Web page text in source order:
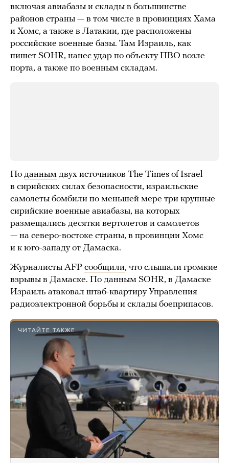
включая авиабазы и склады в большинстве
районов страны — в том числе в провинциях Хама
и Хомс, а также в Латакии, где расположены
российские военные базы. Там Израиль, как
пишет SOHR, нанес удар по объекту ПВО возле
порта, а также по военным складам.
По данным двух источников The Times of Israel
в сирийских силах безопасности, израильские
самолеты бомбили по меньшей мере три крупные
сирийские военные авиабазы, на которых
размещались десятки вертолетов и самолетов
— на северо-востоке страны, в провинции Хомс
и к юго-западу от Дамаска.
Журналисты AFP сообщили, что слышали громкие
взрывы в Дамаске. По данным SOHR, в Дамаске
Израиль атаковал штаб-квартиру Управления
радиоэлектронной борьбы и склады боеприпасов.
ЧИТАЙТЕ ТАКЖЕ